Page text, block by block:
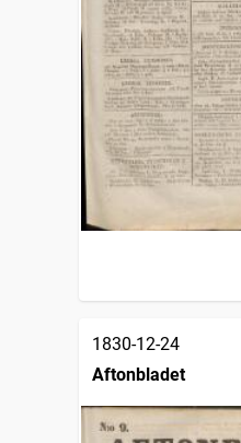
1830-12-24
Aftonbladet